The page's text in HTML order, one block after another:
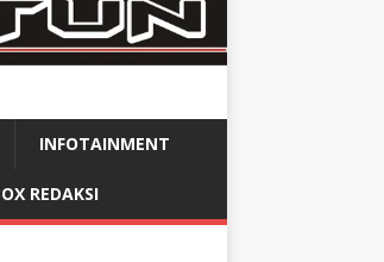
INFOTAINMENT
REDAKSI